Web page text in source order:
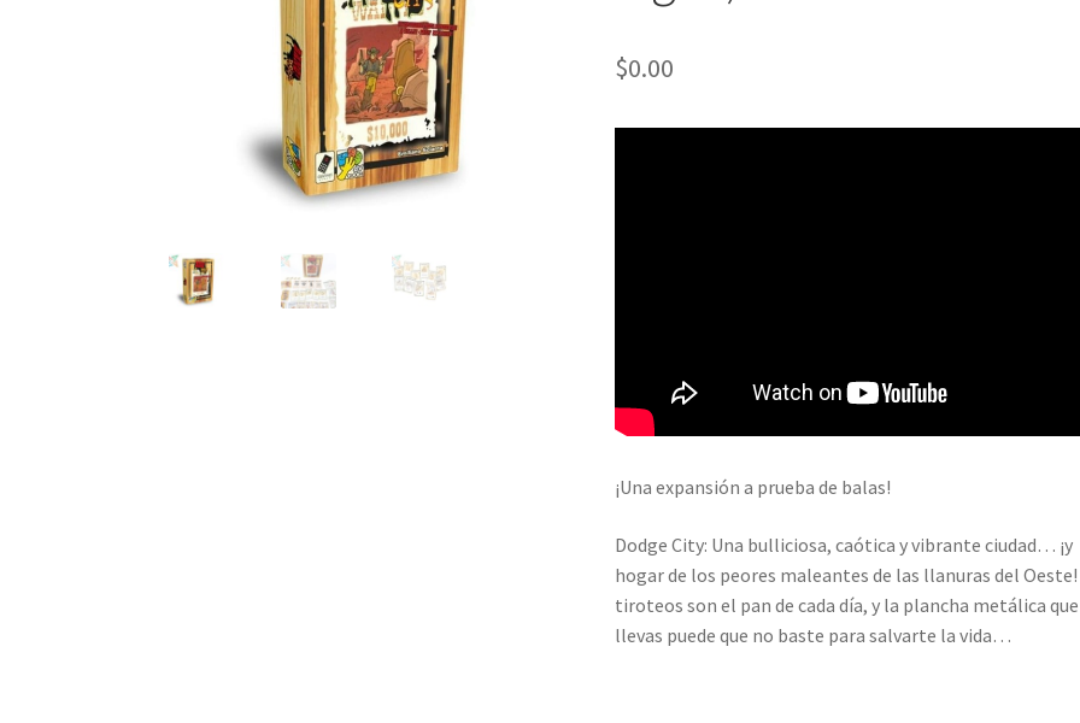
$0.00
¡Una expansión a prueba de balas!
Dodge City: Una bulliciosa, caótica y vibrante ciudad… ¡y
hogar de los peores maleantes de las llanuras del
tiroteos son el pan de cada día, y la plancha metálica que
llevas puede que no baste para salvarte la vida…